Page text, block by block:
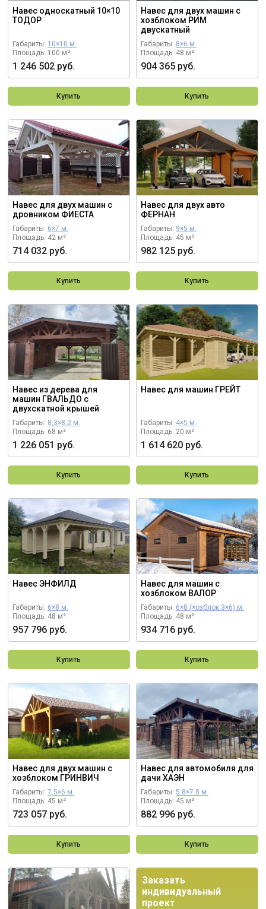
Навес односкатный 10×10
ТОДОР
Габариты: 10×10 м.
Площадь: 100 м²
1 246 502 руб.
Купить
Навес для двух машин с
хозблоком РИМ
двускатный
Габариты: 8×6 м.
Площадь: 48 м²
904 365 руб.
Купить
Навес для двух машин с
дровником ФИЕСТА
Габариты: 6×7 м.
Площадь: 42 м²
714 032 руб.
Купить
Навес для двух авто
ФЕРНАН
Габариты: 9×5 м.
Площадь: 45 м²
982 125 руб.
Купить
Навес из дерева для
машин ГВАЛЬДО с
двухскатной крышей
Габариты: 8,3×8,2 м.
Площадь: 68 м²
1 226 051 руб.
Купить
Навес для машин ГРЕЙТ
Габариты: 4×5 м.
Площадь: 20 м²
1 614 620 руб.
Купить
Навес ЭНФИЛД
Габариты: 6×8 м.
Площадь: 48 м²
957 796 руб.
Купить
Навес для машин с
хозблоком ВАЛОР
Габариты: 6×8 (×озблок 3×6) м.
Площадь: 48 м²
934 716 руб.
Купить
Навес для двух машин с
хозблоком ГРИНВИЧ
Габариты: 7,5×6 м.
Площадь: 45 м²
723 057 руб.
Купить
Навес для автомобиля для
дачи ХАЭН
Габариты: 5.8×7.8 м.
Площадь: 45 м²
882 996 руб.
Купить
Заказать
индивидуальный
проект